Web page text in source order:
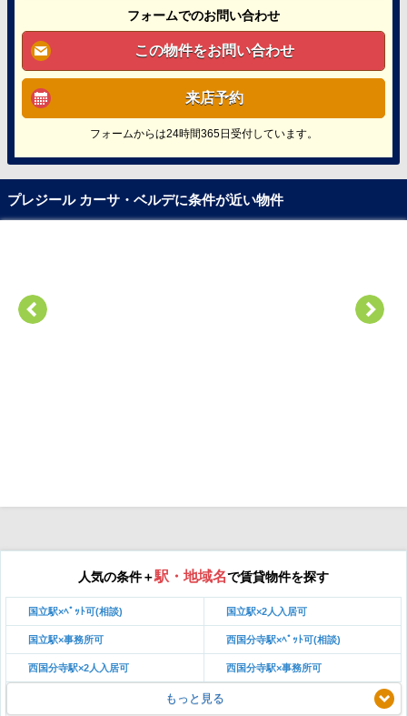
フォームでのお問い合わせ
この物件をお問い合わせ
来店予約
フォームからは24時間365日受付しています。
プレジール カーサ・ベルデに条件が近い物件
人気の条件＋駅・地域名で賃貸物件を探す
国立駅×ﾍﾟｯﾄ可(相談) 国立駅×2人入居可
国立駅×事務所可 西国分寺駅×ﾍﾟｯﾄ可(相談)
西国分寺駅×2人入居可 西国分寺駅×事務所可
もっと見る